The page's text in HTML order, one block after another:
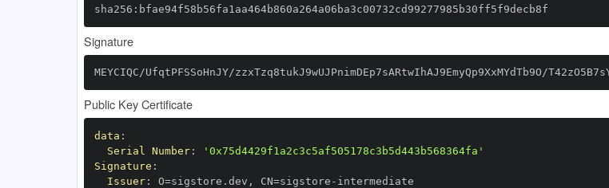
sha256:bfae94f58b56fa1aa464b860a264a06ba3c00732cd99277985b30ff5f9decb8f
Signature
MEYCIQC/UfqtPFSSoHnJY/zzxTzq8tukJ9wUJPnimDEp7sARtwIhAJ9EmyQp9XxMYdTb9O/
Public Key Certificate
data :
Serial Number:
'0x75d4429f1a2c3c5af505178c3b5d443b568364fa'
Signature :
Issuer: O=sigstore.dev , CN=sigstore -